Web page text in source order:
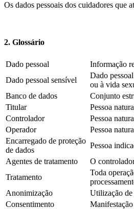
Os dados pessoais dos cuidadores que
2. Glossário
Dado pessoal
Informação
Dado pessoal sensível
Dado
ou à vida
Banco de dados
Conjunto
Titular
Pessoa
Controlador
Pessoa
Operador
Pessoa
Encarregado de proteção
de dados
Pessoa
Agentes de tratamento
O
Tratamento
Toda
Anonimização
Utilização de
Consentimento